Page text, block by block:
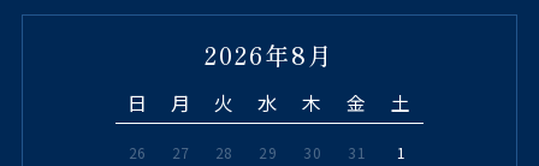
2026年8月
日 月 火 水 木 金 土
26 27 28 29 30 31 1